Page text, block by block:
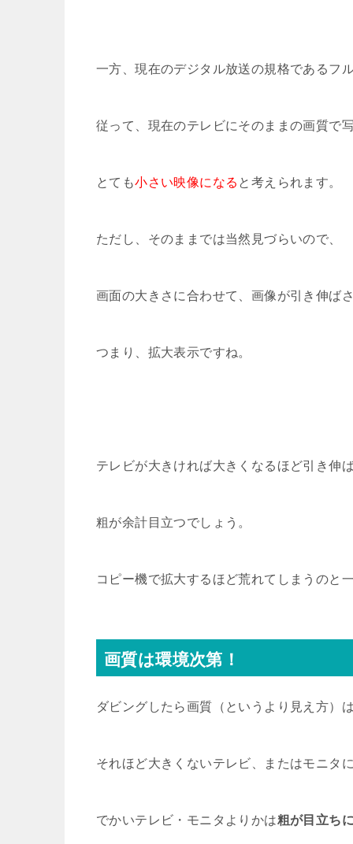
一方、現在のデジタル放送の規格であるフ
従って、現在のテレビにそのままの画質で
とても小さい映像になる と考えられます。
ただし、そのままでは当然見づらいので、
画面の大きさに合わせて、画像が引き伸ばさ
つまり、拡大表示ですね。
テレビが大きければ大きくなるほど引き伸
粗が余計目立つでしょう。
コピー機で拡大するほど荒れてしまうのと一
画質は環境次第！
ダビングしたら画質（というより見え方）
それほど大きくないテレビ、またはモニタ
でかいテレビ・モニタよりかは粗が目立ち